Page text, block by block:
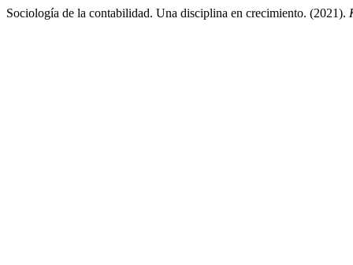
Sociología de la contabilidad. Una disciplina en crecimiento. (2021).